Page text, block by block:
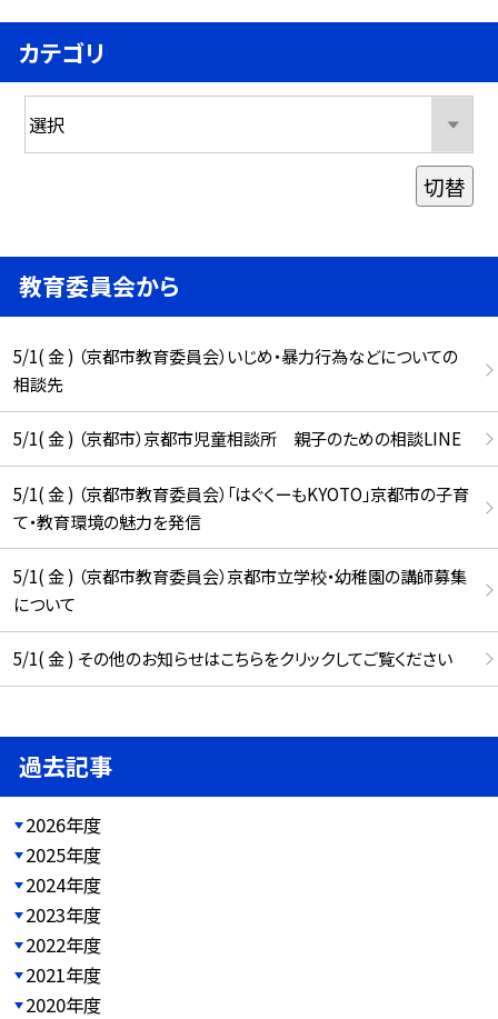
カテゴリ
切替
教育委員会から
5/1( 金 ) （京都市教育委員会）いじめ・暴力行為などについての
相談先
5/1( 金 ) （京都市）京都市児童相談所 親子のための相談LINE
5/1( 金 ) （京都市教育委員会）「はぐくーもKYOTO」京都市の子育
て・教育環境の魅力を発信
5/1( 金 ) （京都市教育委員会）京都市立学校・幼稚園の講師募集
について
5/1( 金 ) その他のお知らせはこちらをクリックしてご覧ください
過去記事
2026年度
2025年度
2024年度
2023年度
2022年度
2021年度
2020年度